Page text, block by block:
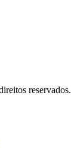
reservados.